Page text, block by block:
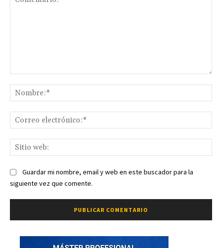
Guardar mi nombre, email y web en este buscador para la
siguiente vez que comente.